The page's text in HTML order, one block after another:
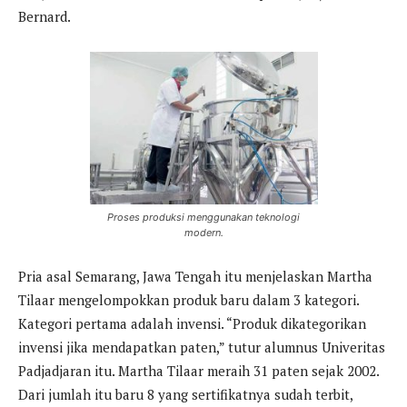
Bernard.
Proses produksi menggunakan teknologi
modern.
Pria asal Semarang, Jawa Tengah itu menjelaskan Martha
Tilaar mengelompokkan produk baru dalam 3 kategori.
Kategori pertama adalah invensi. “Produk dikategorikan
invensi jika mendapatkan paten,” tutur alumnus Univeritas
Padjadjaran itu. Martha Tilaar meraih 31 paten sejak 2002.
Dari jumlah itu baru 8 yang sertifikatnya sudah terbit,